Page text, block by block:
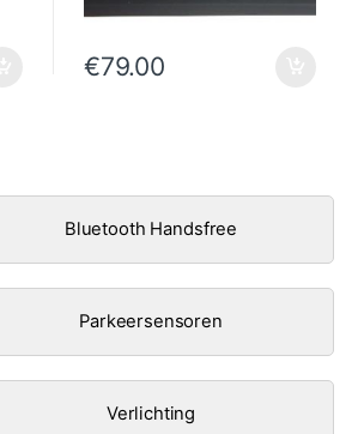
€79.00
Bluetooth Handsfree
Parkeersensoren
Verlichting